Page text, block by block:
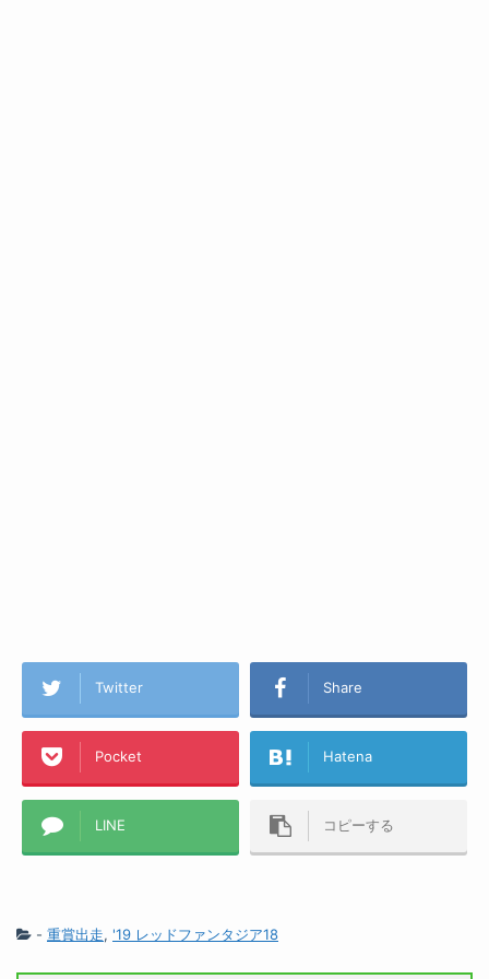
Twitter Share
Pocket Hatena
LINE コピーする
- 重賞出走, '19 レッドファンタジア18